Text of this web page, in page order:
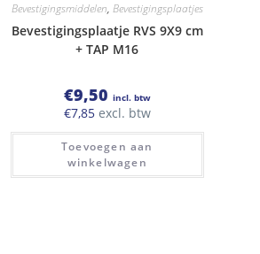
Bevestigingsmiddelen, Bevestigingsplaatjes
Bevestigingsplaatje RVS 9X9 cm
+ TAP M16
€9,50 incl. btw
€7,85excl. btw
Toevoegen aan
winkelwagen